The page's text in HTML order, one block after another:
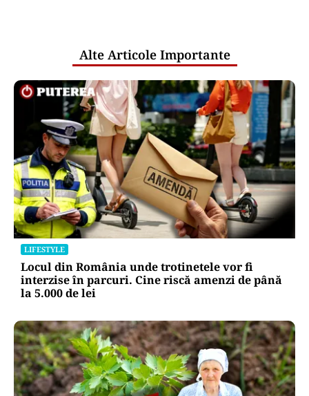
Alte Articole Importante
LIFESTYLE
Locul din România unde trotinetele vor fi
interzise în parcuri. Cine riscă amenzi de până
la 5.000 de lei